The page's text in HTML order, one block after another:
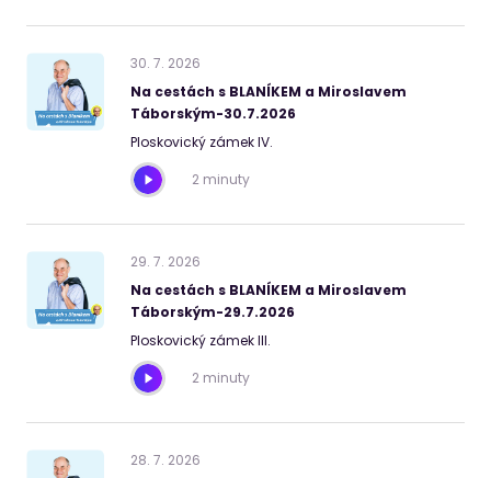
30. 7. 2026
Na cestách s BLANÍKEM a Miroslavem
Táborským-30.7.2026
Ploskovický zámek IV.
2 minuty
29. 7. 2026
Na cestách s BLANÍKEM a Miroslavem
Táborským-29.7.2026
Ploskovický zámek III.
2 minuty
28. 7. 2026